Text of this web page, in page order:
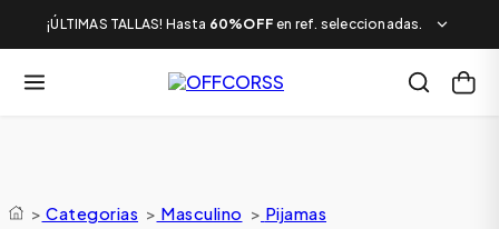
¡ÚLTIMAS TALLAS! Hasta 60%OFF en ref. seleccionadas.
> Categorias > Masculino > Pijamas